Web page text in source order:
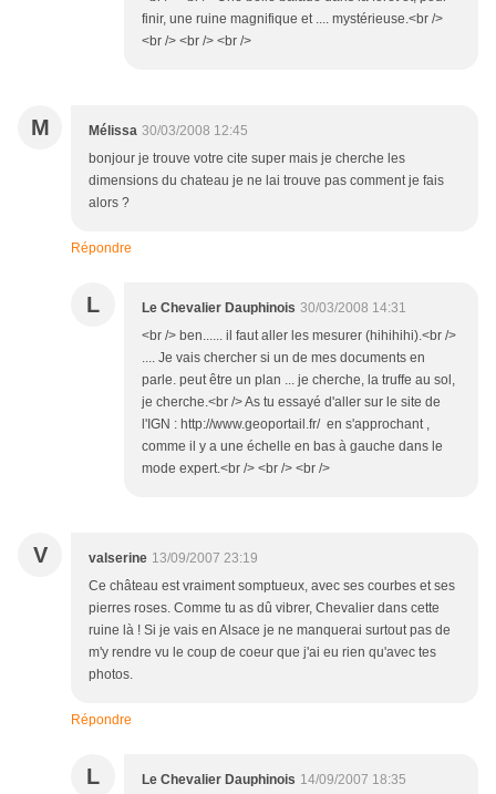
finir, une ruine magnifique et .... mystérieuse.<br />
<br /> <br /> <br />
M Mélissa 30/03/2008 12:45
bonjour je trouve votre cite super mais je cherche les
dimensions du chateau je ne lai trouve pas comment je fais
alors ?
Répondre
L Le Chevalier Dauphinois 30/03/2008 14:31
<br /> ben...... il faut aller les mesurer (hihihihi).<br />
.... Je vais chercher si un de mes documents en
parle. peut être un plan ... je cherche, la truffe au sol,
je cherche.<br /> As tu essayé d'aller sur le site de
l'IGN : http://www.geoportail.fr/ en s'approchant ,
comme il y a une échelle en bas à gauche dans le
mode expert.<br /> <br /> <br />
V valserine 13/09/2007 23:19
Ce château est vraiment somptueux, avec ses courbes et ses
pierres roses. Comme tu as dû vibrer, Chevalier dans cette
ruine là ! Si je vais en Alsace je ne manquerai surtout pas de
m'y rendre vu le coup de coeur que j'ai eu rien qu'avec tes
photos.
Répondre
L Le Chevalier Dauphinois 14/09/2007 18:35